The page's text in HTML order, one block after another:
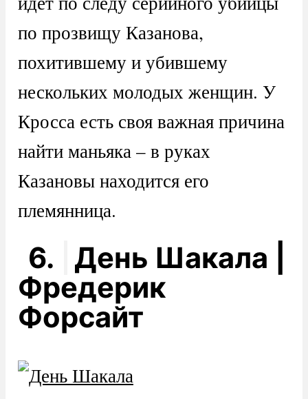
по прозвищу Казанова,
похитившему и убившему
нескольких молодых женщин. У
Кросса есть своя важная причина
найти маньяка – в руках
Казановы находится его
племянница.
6.
День Шакала |
Фредерик
Форсайт